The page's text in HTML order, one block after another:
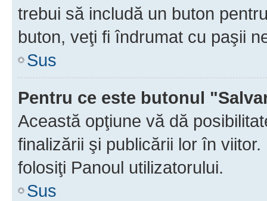
trebui să includă un buton
buton, veţi fi îndrumat cu paşii
Sus
Pentru ce este butonul
Această opţiune vă dă
finalizării şi publicării lor în
folosiţi Panoul utilizatorului.
Sus